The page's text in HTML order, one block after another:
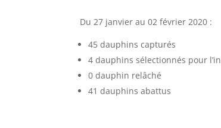
Du 27 janvier au 02 février 2020 :
45 dauphins capturés
4 dauphins sélectionnés pour
0 dauphin relâché
41 dauphins abattus